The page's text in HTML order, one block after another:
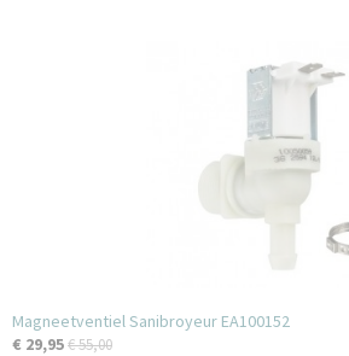
Magneetventiel Sanibroyeur EA100152
€ 29,95€ 55,00